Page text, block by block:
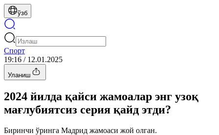
ўзб
Спорт
19:16 / 12.01.2025
Уланиш
2024 йилда қайси жамоалар энг узоқ
мағлубиятсиз cерия қайд этди?
Биринчи ўринга Мадрид жамоаси жой олган.